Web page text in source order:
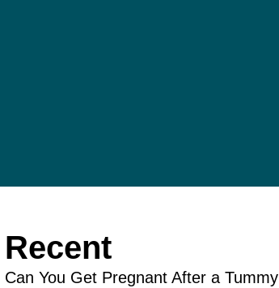
Recent
Can You Get Pregnant After a Tummy